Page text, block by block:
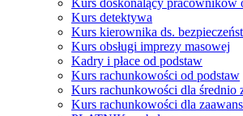
Kurs detektywa
Kurs kierownika ds.
Kurs obsługi imprezy masowej
Kadry i płace od podstaw
Kurs rachunkowości od podstaw
Kurs rachunkowości dla średnio
Kurs rachunkowości dla